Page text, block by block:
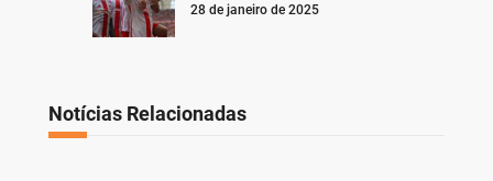
28 de janeiro de 2025
Notícias Relacionadas